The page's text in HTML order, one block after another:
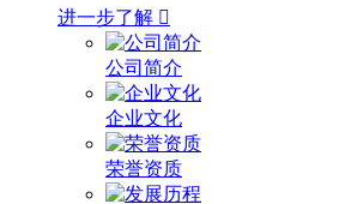
进一步了解 
公司简介
企业文化
荣誉资质